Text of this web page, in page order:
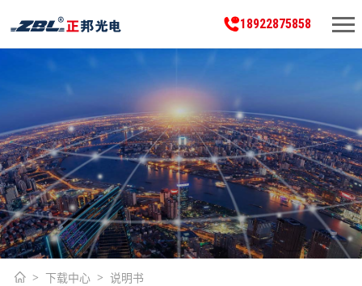
18922875858
下载中心 说明书